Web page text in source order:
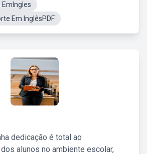
Em InglêsPDF
dedicação é total ao
alunos no ambiente escolar,